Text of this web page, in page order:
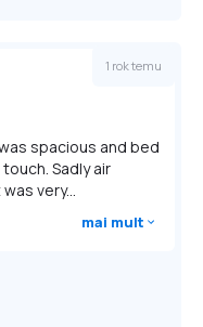
1 rok temu
spacious and bed
Sadly air
very...
mai mult